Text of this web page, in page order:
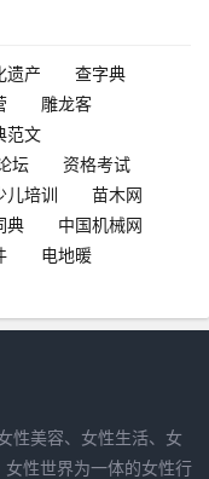
遗产
查字典
雕龙客
范文
坛
资格考试
儿培训
苗木网
典
中国机械网
电地暖
性美容、女性生活、女
性世界为一体的女性行